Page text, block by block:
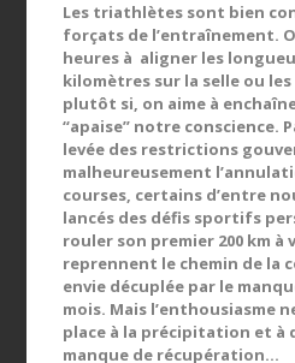
Les triathlètes sont bien
forçats de l’entraînement.
heures à aligner les
kilomètres sur la selle ou
plutôt si, on aime à
“apaise” notre conscience.
levée des restrictions
malheureusement
courses, certains d’entre
lancés des défis sportifs
rouler son premier 200 km à
reprennent le chemin de la
envie décuplée par le
mois. Mais l’enthousiasme
place à la précipitation et à
manque de récupération…